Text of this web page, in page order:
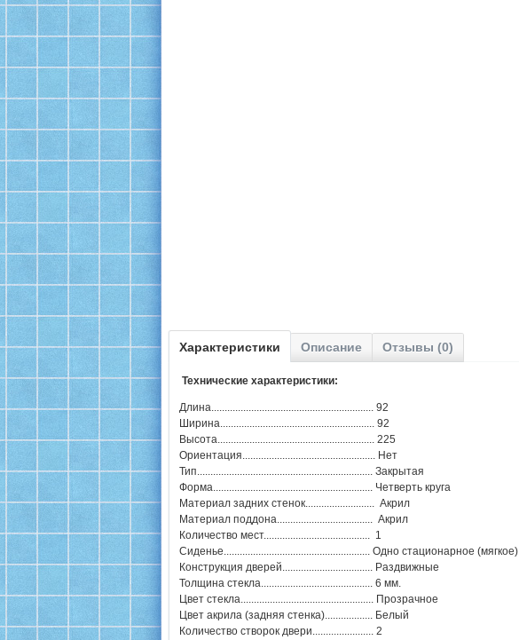
Характеристики Описание Отзывы (0)
Технические характеристики:
Длина............................................................. 92
Ширина.......................................................... 92
Высота........................................................... 225
Ориентация.................................................. Нет
Тип.................................................................. Закрытая
Форма............................................................ Четверть круга
Материал задних стенок.......................... Акрил
Материал поддона.................................... Акрил
Количество мест........................................ 1
Сиденье....................................................... Одно стационарное (мягкое)
Конструкция дверей.................................. Раздвижные
Толщина стекла.......................................... 6 мм.
Цвет стекла.................................................. Прозрачное
Цвет акрила (задняя стенка).................. Белый
Количество створок двери....................... 2